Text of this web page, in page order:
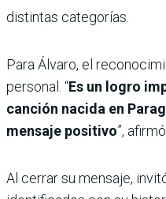
distintas categorías.
Para Álvaro, el
personal. “Es un logro
canción nacida en
mensaje positivo”, afirmó.
Al cerrar su mensaje,